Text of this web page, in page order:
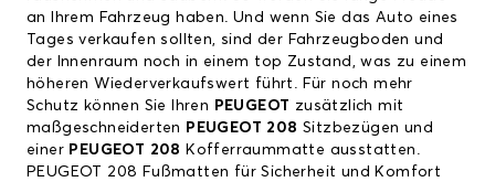
an Ihrem Fahrzeug haben. Und wenn Sie das Auto eines
Tages verkaufen sollten, sind der Fahrzeugboden und
der Innenraum noch in einem top Zustand, was zu einem
höheren Wiederverkaufswert führt. Für noch mehr
Schutz können Sie Ihren PEUGEOT zusätzlich mit
maßgeschneiderten PEUGEOT 208 Sitzbezügen und
einer PEUGEOT 208 Kofferraummatte ausstatten.
PEUGEOT 208 Fußmatten für Sicherheit und Komfort